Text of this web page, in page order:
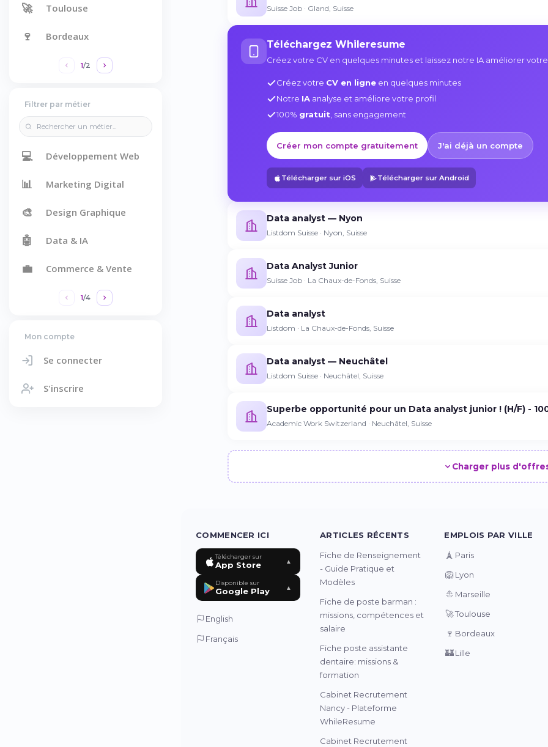
🚀 Toulouse
🍷 Bordeaux
1/2
Filtrer par métier
💻 Développement Web
📊 Marketing Digital
🎨 Design Graphique
🤖 Data & IA
💼 Commerce & Vente
1/4
Mon compte
Se connecter
S'inscrire
Suisse Job · Gland, Suisse
Téléchargez Whileresume
Créez votre CV en quelques minutes et laissez notre IA améliorer
Créez votre CV en ligne en quelques minutes
Notre IA analyse et améliore votre profil
100% gratuit , sans engagement
Créer mon compte gratuitement J'ai déjà un compte
Télécharger sur iOS Télécharger sur Android
Data analyst — Nyon
Listdom Suisse · Nyon, Suisse
Data Analyst Junior
Suisse Job · La Chaux-de-Fonds, Suisse
Data analyst
Listdom · La Chaux-de-Fonds, Suisse
Data analyst — Neuchâtel
Listdom Suisse · Neuchâtel, Suisse
Superbe opportunité pour un Data analyst junior ! (H/F) -
Academic Work Switzerland · Neuchâtel, Suisse
Charger plus
COMMENCER ICI
Télécharger sur
App Store ▲
Disponible sur
Google Play ▲
English
Français
ARTICLES RÉCENTS
Fiche de Renseignement
- Guide Pratique et
Modèles
Fiche de poste barman :
missions, compétences et
salaire
Fiche poste assistante
dentaire: missions &
formation
Cabinet Recrutement
Nancy - Plateforme
WhileResume
Cabinet Recrutement
EMPLOIS PAR VILLE
🗼 Paris
🦁 Lyon
⛵ Marseille
🚀Toulouse
🍷 Bordeaux
🏰Lille